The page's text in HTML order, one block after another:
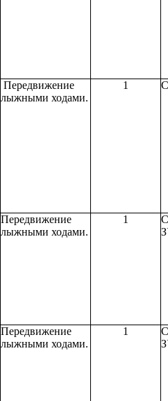
Передвижение
лыжными ходами.
1
Передвижение
лыжными ходами.
1
Передвижение
лыжными ходами.
1